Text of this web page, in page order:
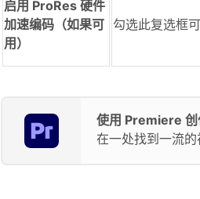
启用 ProRes 硬件
加速编码（如果可
用）
勾选此复选框
使用 Premiere 创
在一处找到一流的